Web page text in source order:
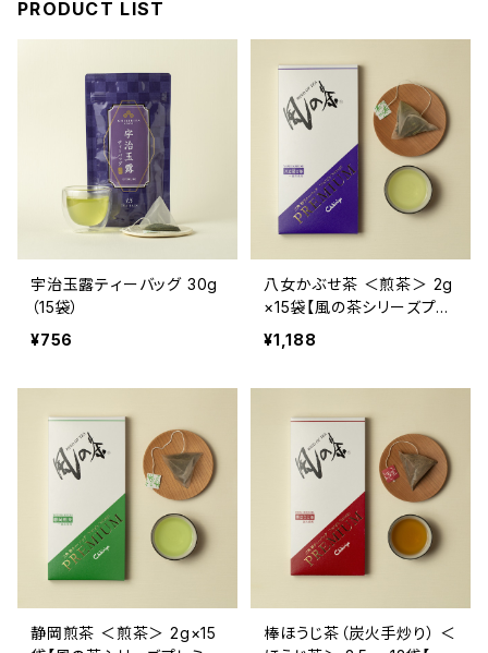
PRODUCT LIST
宇治玉露ティーバッグ 30g
（15袋）
¥756
八女かぶせ茶 ＜煎茶＞ 2g
×15袋【風の茶シリーズプレ
ミアム】
¥1,188
静岡煎茶 ＜煎茶＞ 2g×15
棒ほうじ茶（炭火手炒り） ＜